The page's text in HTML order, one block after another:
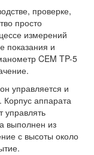
проверке,
просто
измерений
показания и
CEM TP-5
управляется и
Корпус аппарата
управлять
выполнен из
с высоты около